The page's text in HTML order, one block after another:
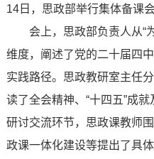
14日，思政部举行集体备课
会上，思政部负责人从“
维度，阐述了党的二十届四
实践路径。思政教研室主任
读了全会精神、“十四五”成
研讨交流环节，思政课教师
政课一体化建设等提出了具体